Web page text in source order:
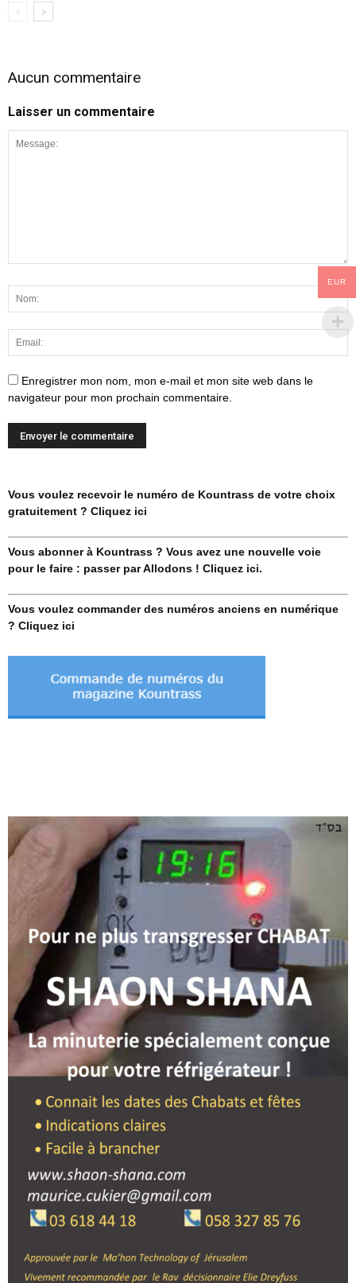
Aucun commentaire
Laisser un commentaire
Enregistrer mon nom, mon e-mail et mon site web dans le
navigateur pour mon prochain commentaire.
Vous voulez recevoir le numéro de Kountrass de votre choix
gratuitement ? Cliquez ici
Vous abonner à Kountrass ? Vous avez une nouvelle voie
pour le faire : passer par Allodons ! Cliquez ici.
Vous voulez commander des numéros anciens en numérique
? Cliquez ici
EUR